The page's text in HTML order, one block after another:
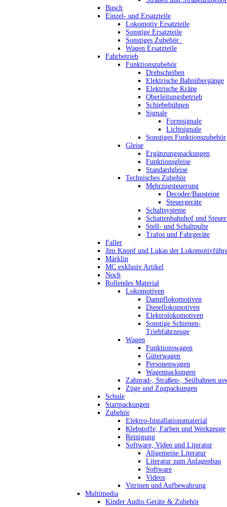
Busch
Einzel- und Ersatzteile
Lokomotiv Ersatzteile
Sonstige Ersatzteile
Sonstiges Zubehör_
Wagen Ersatzteile
Fahrbetrieb
Funktionszubehör
Drehscheiben
Elektrische Bahnübergänge
Elektrische Kräne
Oberleitungsbetrieb
Schiebebühnen
Signale
Formsignale
Lichtsignale
Sonstiges Funktionszubehör
Gleise
Ergänzungspackungen
Funktionsgleise
Standardgleise
Technisches Zubehör
Mehrzugsteuerung
Decoder/Bausteine
Steuergeräte
Schaltsysteme
Schattenbahnhof und
Stell- und Schaltpulte
Trafos und Fahrgeräte
Faller
Jim Knopf und Lukas der
Märklin
MC exklusiv Artikel
Noch
Rollendes Material
Lokomotiven
Dampflokomotiven
Diesellokomotiven
Elektrolokomotiven
Sonstige Schienen-
Triebfahrzeuge
Wagen
Funktionswagen
Güterwagen
Personenwagen
Wagenpackungen
Zahnrad-, Straßen-, Seilbahnen
Züge und Zugpackungen
Schule
Startpackungen
Zubehör
Elektro-Installationsmaterial
Klebstoffe, Farben und Werkzeuge
Reinigung
Software, Video und Literatur
Allgemeine Literatur
Literatur zum Anlagenbau
Software
Videos
Vitrinen und Aufbewahrung
Multimedia
Kinder Audio Geräte & Zubehör